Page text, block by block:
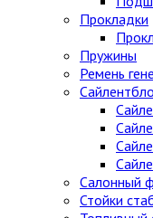
Прокладки
Пружины
Ремень
Салонный
Стойки